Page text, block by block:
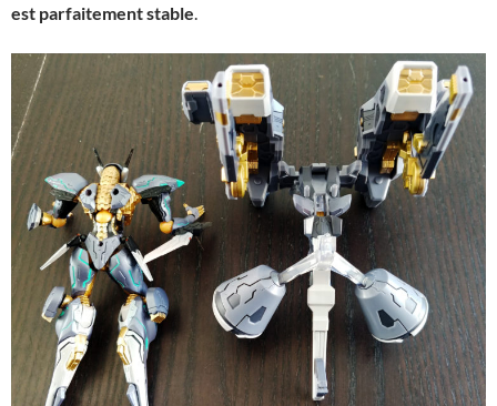
est parfaitement stable.